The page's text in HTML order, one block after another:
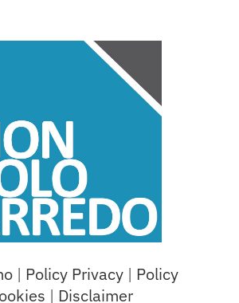
| Policy Privacy| Policy
| Disclaimer